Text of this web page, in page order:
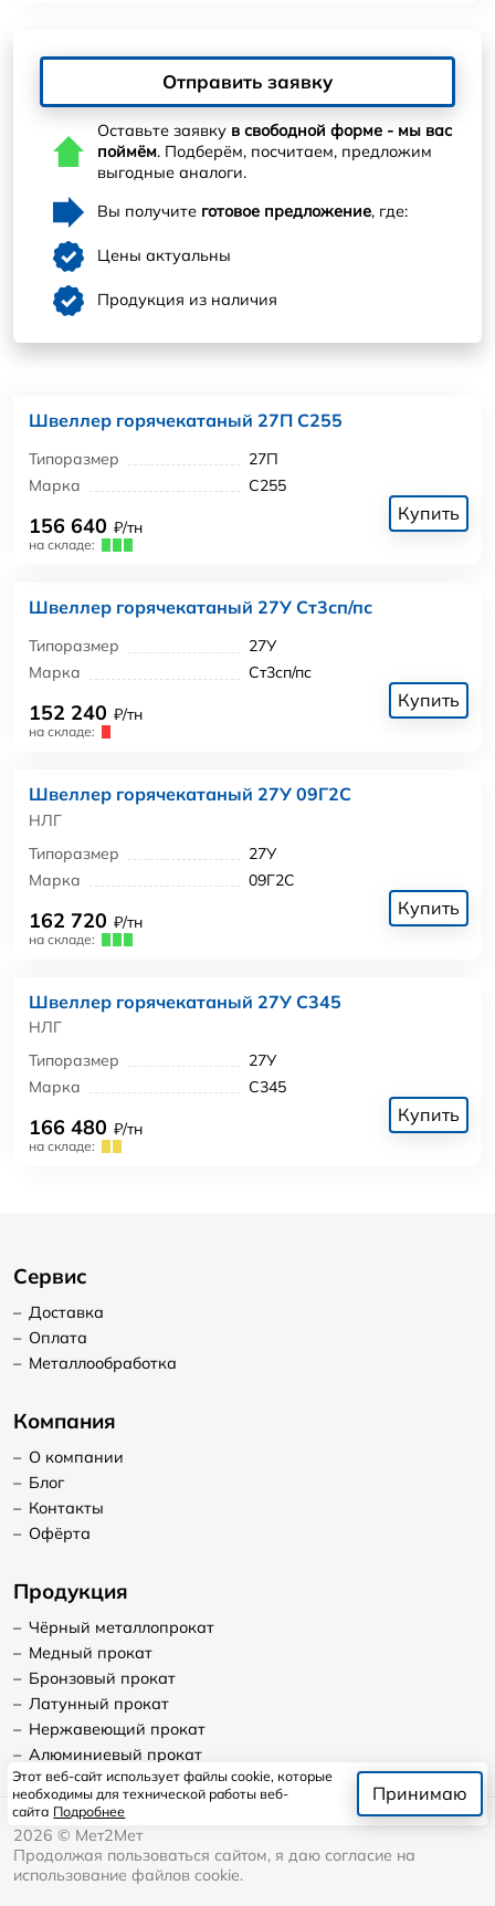
Отправить заявку
Оставьте заявку в свободной форме - мы вас
поймём. Подберём, посчитаем, предложим
выгодные аналоги.
Вы получите готовое предложение, где:
Цены актуальны
Продукция из наличия
Швеллер горячекатаный 27П С255
Типоразмер
27П
Марка
С255
156 640 ₽/тн
на складе:
Купить
Швеллер горячекатаный 27У Ст3сп/пс
Типоразмер
27У
Марка
Ст3сп/пс
152 240 ₽/тн
на складе:
Купить
Швеллер горячекатаный 27У 09Г2С
НЛГ
Типоразмер
27У
Марка
09Г2С
162 720 ₽/тн
на складе:
Купить
Швеллер горячекатаный 27У С345
НЛГ
Типоразмер
27У
Марка
С345
166 480 ₽/тн
на складе:
Купить
Сервис
– Доставка
– Оплата
– Металлообработка
Компания
– О компании
– Блог
– Контакты
– Офёрта
Продукция
– Чёрный металлопрокат
– Медный прокат
– Бронзовый прокат
– Латунный прокат
– Нержавеющий прокат
– Алюминиевый прокат
2026 © Мет2Мет
Продолжая пользоваться сайтом, я даю согласие на
использование файлов cookie.
Этот веб-сайт использует файлы cookie, которые
необходимы для технической работы веб-
сайта Подробнее
Принимаю